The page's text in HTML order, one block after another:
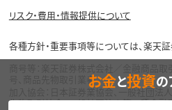
リスク・費用・情報提供について
各種方針・重要事項等については、楽天証
商号等：楽天証券株式会社／金融商品
号、商品先物取引業者
加入協会：日本証券業協会、一般社団法
先物取引協会、一般社団法人第二種金
お金と投資の